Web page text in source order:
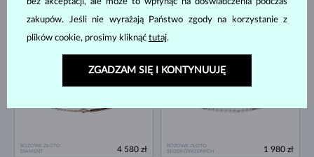
SŁODKOWODNYCH
2 780 zł
BEZ KAMIENIA
2 380 zł
RÓŻOWE ZŁOTO
DIAMENT
4 580 zł
RÓŻOWE ZŁOTO
SŁODKOWODNYCH
1 980 zł
zakupów. Jeśli nie wyrażają Państwo zgody na korzystanie z
plików cookie, prosimy kliknąć tutaj.
ZGADZAM SIĘ I KONTYNUUJĘ